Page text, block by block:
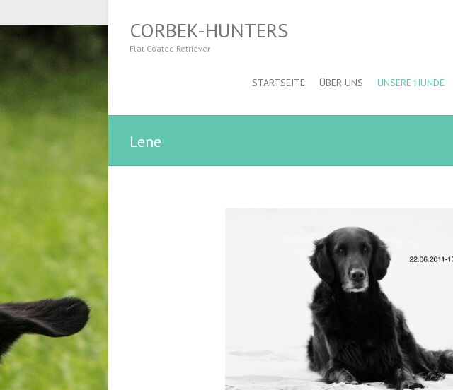
CORBEK-HUNTERS
Flat Coated Retriever
STARTSEITE ÜBER UNS UNSERE HUNDE
Lene